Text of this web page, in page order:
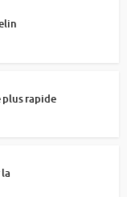
plus rapide